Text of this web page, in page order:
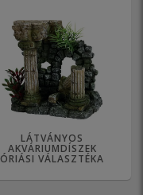
LÁTVÁNYOS
AKVÁRIUMDÍSZEK
ÓRIÁSI VÁLASZTÉKA